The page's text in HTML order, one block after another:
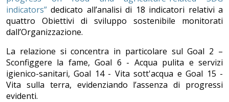
indicators” dedicato all’analisi di 18 indicatori relativi a
quattro Obiettivi di sviluppo sostenibile monitorati
dall’Organizzazione.
La relazione si concentra in particolare sul Goal 2 –
Sconfiggere la fame, Goal 6 - Acqua pulita e servizi
igienico-sanitari, Goal 14 - Vita sott'acqua e Goal 15 -
Vita sulla terra, evidenziando l’assenza di progressi
evidenti.